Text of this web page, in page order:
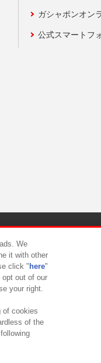
ガシャポンオン
公式スマートフ
ント対応方針
We
it with other
click " here"
out of our
your right.
of cookies
of the